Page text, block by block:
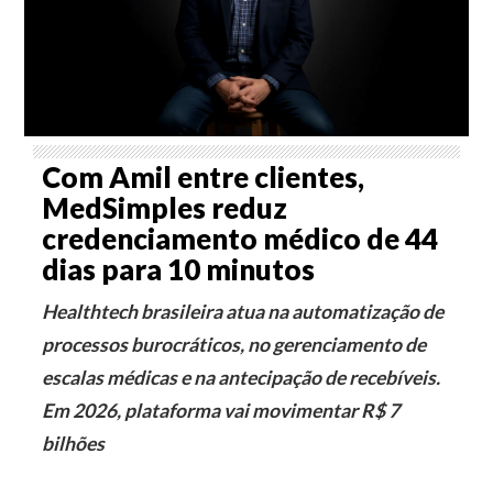
Com Amil entre clientes,
MedSimples reduz
credenciamento médico de 44
dias para 10 minutos
Healthtech brasileira atua na automatização de
processos burocráticos, no gerenciamento de
escalas médicas e na antecipação de recebíveis.
Em 2026, plataforma vai movimentar R$ 7
bilhões